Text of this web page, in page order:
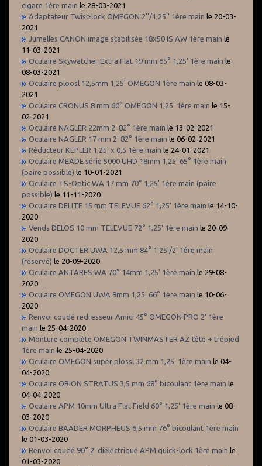
cigare 1ère main le 28-03-2021
Adaptateur Twist-lock OMEGON 2''/1,25'' 1ère main le 20-03-
2021
Jumelles CANON image stabilisée 18x50 IS AW 1ère main le
11-03-2021
Oculaire Skywatcher Extra Flat 19 mm 65° 1,25' 1ère main le
08-03-2021
Oculaire ploosl 12,5mm 1,25' OMEGON 1ère main le 08-03-
2021
Oculaire CRONUS 8 mm 60° OMEGON 1,25' 1ère main le 15-
02-2021
Oculaire NAGLER 22mm 2' 82° 1ère main le 13-02-2021
Oculaire NAGLER 17 mm 2' 82° 1ére main le 06-02-2021
Réducteur KEPLER 1,25' x 0,5 1ère main le 24-01-2021
Oculaire MEADE série 5000 UHD 18mm 1,25' 65° 1ère main
(paire possible) le 10-01-2021
Oculaire TS-Optic WA 17 mm 70° 1,25' 1ère main (paire
possible) le 11-11-2020
Oculaire DELITE 15 mm TELEVUE 62° 1,25' 1ère main le 14-10-
2020
Vends DELOS 10 mm TELEVUE 72° 1,25' 1ère main le 20-09-
2020
Oculaire DOCTER UWA 12,5 mm 84° 1'25'/2' 1ére main
(réservé) le 20-09-2020
Oculaire ANTARES WA 70° 14mm 1,25' 1ère main le 29-08-
2020
Oculaire OMEGON UWA 9mm 1,25' 66° 1ère main le 10-06-
2020
Renvoi coudé redresseur Amici 45° OMEGON PRO 2' 1ère
main le 25-04-2020
Monture complète OMEGON TWINMASTER AZ tête + trépied
1ère main le 25-04-2020
Oculaire OMEGON super plossl 32 mm 1,25' 1ère main le 04-
04-2020
Oculaire ORION STRATUS 3,5 mm 68° bicoulant 1ère main le
04-04-2020
Oculaire APM 10mm Ultra Flat Field 60° 1,25' 1ère main le 08-
03-2020
Oculaire BAADER MORPHEUS 6,5 mm 76° bicoulant 1ère main
le 01-03-2020
Renvoi coudé 90° 2’ diélectrique APM quick-lock 1ère main le
01-03-2020